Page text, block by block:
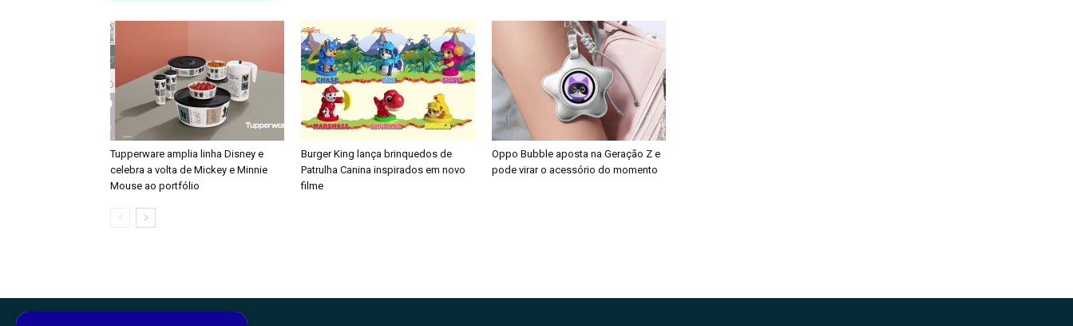
Tupperware amplia linha Disney e
celebra a volta de Mickey e Minnie
Mouse ao portfólio
Burger King lança brinquedos de
Patrulha Canina inspirados em novo
filme
Oppo Bubble aposta na Geração Z e
pode virar o acessório do momento